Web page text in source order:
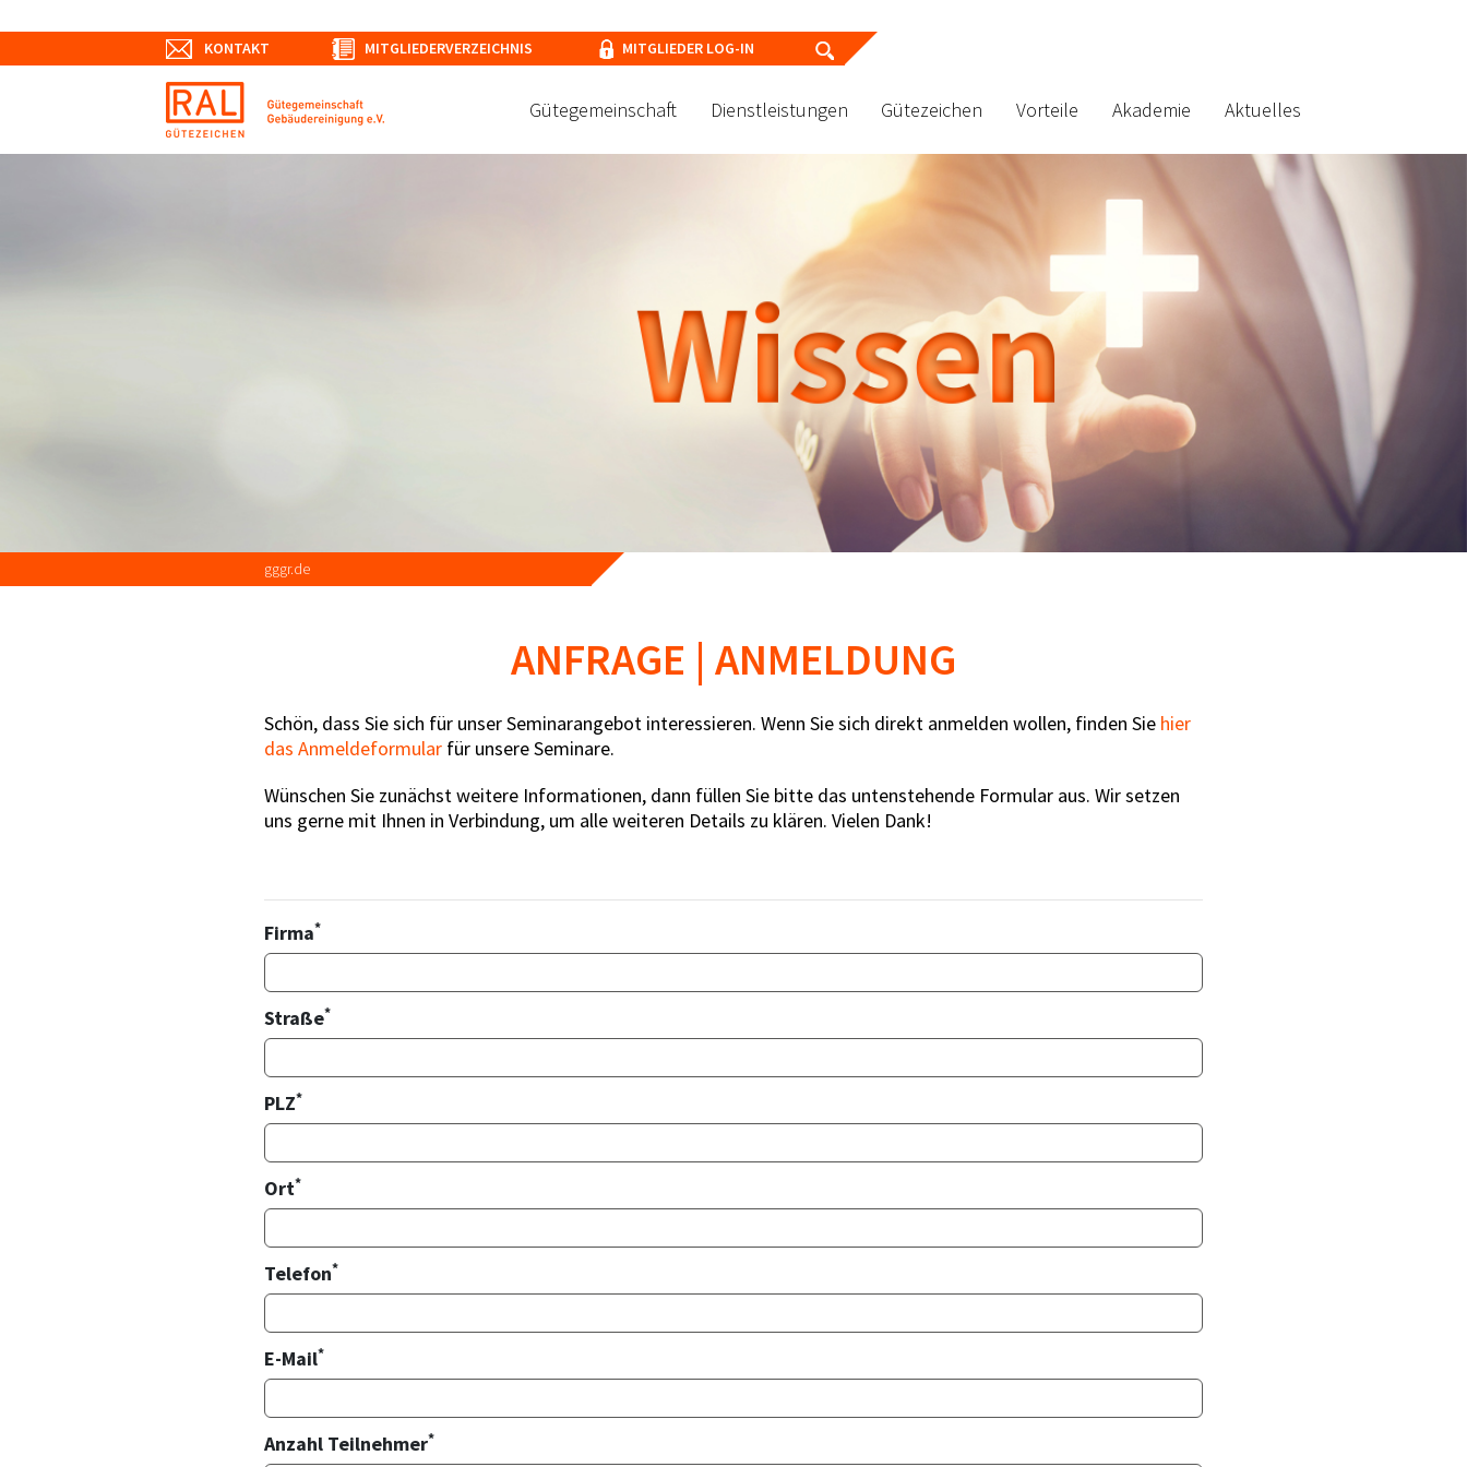
KONTAKT MITGLIEDERVERZEICHNIS MITGLIEDER LOG-IN
Gütegemeinschaft Dienstleistungen Gütezeichen Vorteile Akademie Aktuelles
gggr.de
ANFRAGE | ANMELDUNG
Schön, dass Sie sich für unser Seminarangebot interessieren. Wenn Sie sich direkt anmelden wollen, finden Sie hier
das Anmeldeformular für unsere Seminare.
Wünschen Sie zunächst weitere Informationen, dann füllen Sie bitte das untenstehende Formular aus. Wir setzen
uns gerne mit Ihnen in Verbindung, um alle weiteren Details zu klären. Vielen Dank!
Firma*
Straße*
PLZ*
Ort*
Telefon*
E-Mail*
Anzahl Teilnehmer*